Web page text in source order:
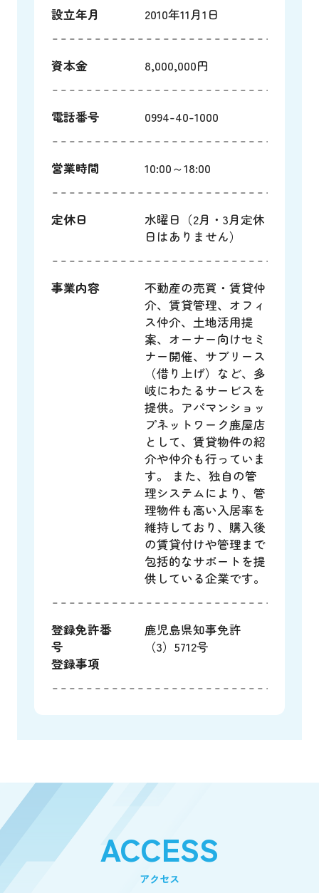
設立年月 2010年11月1日
資本金 8,000,000円
電話番号 0994-40-1000
営業時間 10:00～18:00
定休日
水曜日（2月・3月定休
日はありません）
事業内容
不動産の売買・賃貸仲
介、賃貸管理、オフィ
ス仲介、土地活用提
案、オーナー向けセミ
ナー開催、サブリース
（借り上げ）など、多
岐にわたるサービスを
提供。アパマンショッ
プネットワーク鹿屋店
として、賃貸物件の紹
介や仲介も行っていま
す。 また、独自の管
理システムにより、管
理物件も高い入居率を
維持しており、購入後
の賃貸付けや管理まで
包括的なサポートを提
供している企業です。
登録免許番
号
登録事項
鹿児島県知事免許
（3）5712号
ACCESS
アクセス